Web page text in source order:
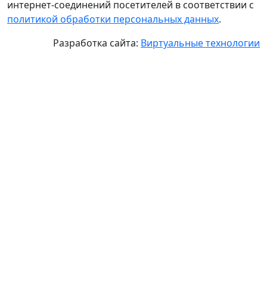
интернет-соединений посетителей в соответствии с
политикой обработки персональных данных.
Разработка сайта: Виртуальные технологии